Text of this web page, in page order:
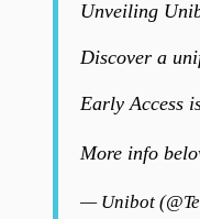
Unveiling
Discover a
Early Access
More info
— Unibot